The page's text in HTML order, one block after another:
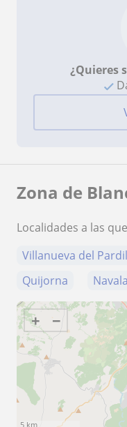
¿Quieres
Zona de
Localidades a las
Villanueva del
Quijorna
+ −
5 km